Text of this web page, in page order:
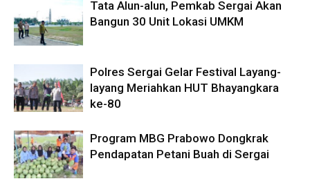
Tata Alun-alun, Pemkab Sergai Akan
Bangun 30 Unit Lokasi UMKM
Polres Sergai Gelar Festival Layang-
layang Meriahkan HUT Bhayangkara
ke-80
Program MBG Prabowo Dongkrak
Pendapatan Petani Buah di Sergai